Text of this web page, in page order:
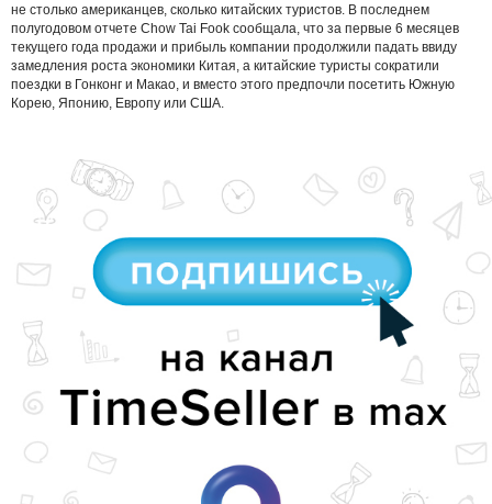
не столько американцев, сколько китайских туристов. В последнем
полугодовом отчете Chow Tai Fook сообщала, что за первые 6 месяцев
текущего года продажи и прибыль компании продолжили падать ввиду
замедления роста экономики Китая, а китайские туристы сократили
поездки в Гонконг и Макао, и вместо этого предпочли посетить Южную
Корею, Японию, Европу или США.